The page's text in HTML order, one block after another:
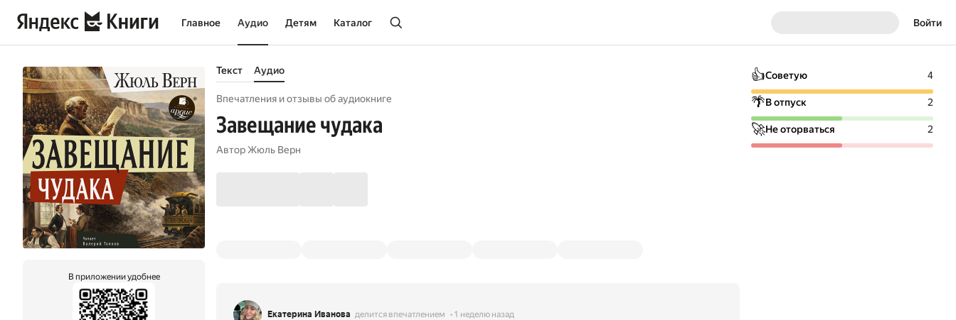
Главное Аудио Детям Каталог Войти
В приложении удобнее
Текст Аудио
Впечатления и отзывы об aудиокниге
Завещание чудака
АвторЖюль Верн
Екатерина Иванова делится впечатлением 1 неделю назад
👍Советую 4
🌴В отпуск 2
🚀Не оторваться 2